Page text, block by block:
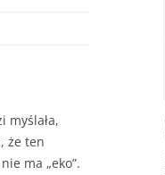
myślała,
że ten
ma „eko”.